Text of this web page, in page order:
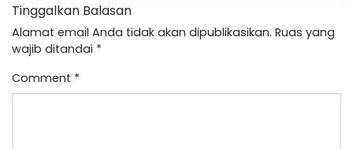
Tinggalkan Balasan
Alamat email Anda tidak akan dipublikasikan. Ruas yang
wajib ditandai *
Comment *